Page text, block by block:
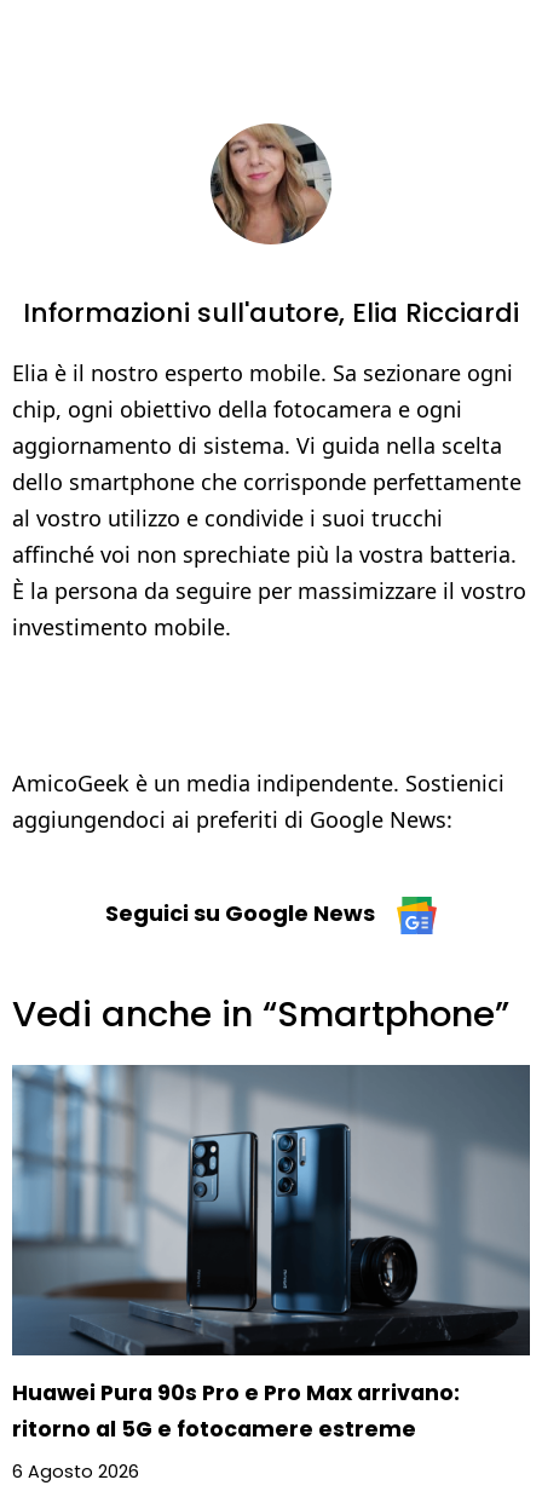
Informazioni sull'autore, Elia Ricciardi
Elia è il nostro esperto mobile. Sa sezionare ogni
chip, ogni obiettivo della fotocamera e ogni
aggiornamento di sistema. Vi guida nella scelta
dello smartphone che corrisponde perfettamente
al vostro utilizzo e condivide i suoi trucchi
affinché voi non sprechiate più la vostra batteria.
È la persona da seguire per massimizzare il vostro
investimento mobile.
AmicoGeek è un media indipendente. Sostienici
aggiungendoci ai preferiti di Google News:
Seguici su Google News
Vedi anche in “Smartphone”
Huawei Pura 90s Pro e Pro Max arrivano:
ritorno al 5G e fotocamere estreme
6 Agosto 2026